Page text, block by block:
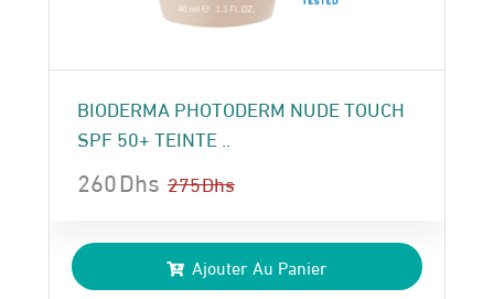
BIODERMA PHOTODERM NUDE TOUCH
SPF 50+ TEINTE ..
275Dhs
prix
initial
260Dhs
prix
actuel
Ajouter Au Panier